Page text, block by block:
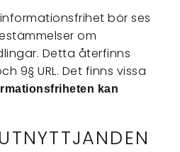
bör ses
om
Detta återfinns
9§ URL. Det finns vissa
kan